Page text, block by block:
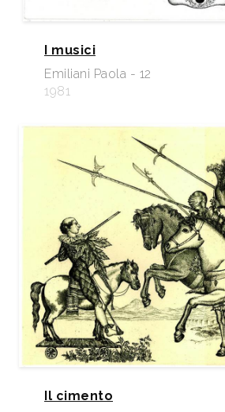
I musici
Emiliani Paola - 12
1981
Il cimento